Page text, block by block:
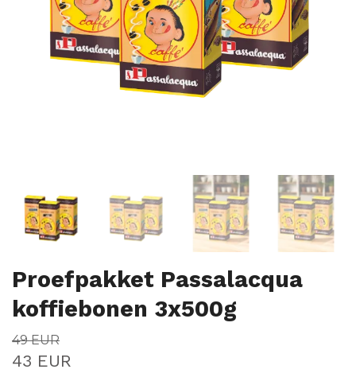
Proefpakket Passalacqua
koffiebonen 3x500g
49 EUR
43 EUR